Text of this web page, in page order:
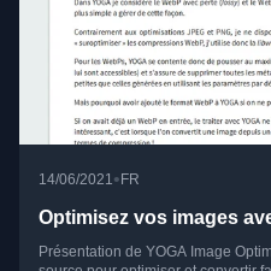
14/06/2021 •FR
Optimisez vos images
Présentation de YOGA Image